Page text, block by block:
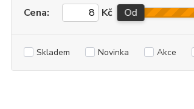
Cena: Kč Od
Skladem Novinka Akce